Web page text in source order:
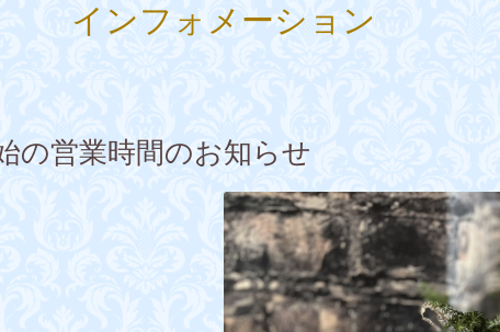
インフォメーション
の営業時間のお知らせ